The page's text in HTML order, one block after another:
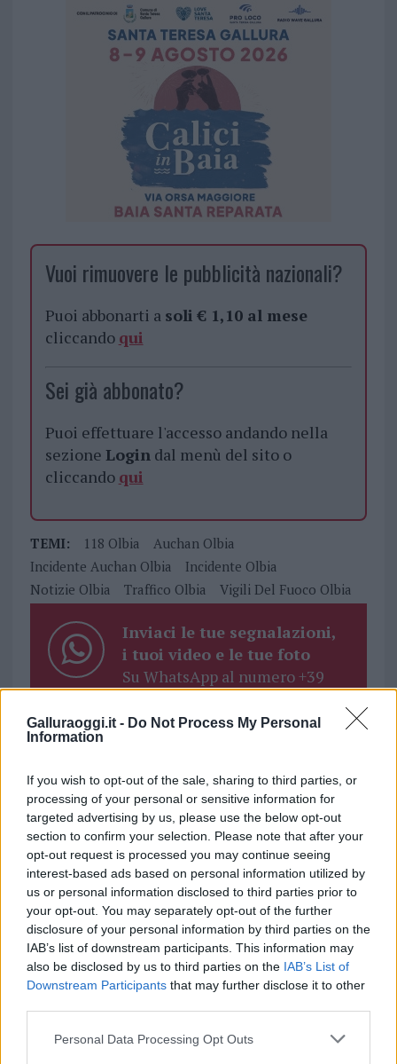
Galluraoggi.it - Do Not Process My Personal
Information
If you wish to opt-out of the sale, sharing to third parties, or
processing of your personal or sensitive information for
targeted advertising by us, please use the below opt-out
section to confirm your selection. Please note that after your
opt-out request is processed you may continue seeing
interest-based ads based on personal information utilized by
us or personal information disclosed to third parties prior to
your opt-out. You may separately opt-out of the further
disclosure of your personal information by third parties on the
IAB’s list of downstream participants. This information may
also be disclosed by us to third parties on the IAB’s List of
Downstream Participants that may further disclose it to other
Please note that this website/app uses one or more Google
Personal Data Processing Opt Outs
Vuoi rimuovere le pubblicità nazionali?
Puoi abbonarti a soli € 1,10 al mese
cliccando qui
Sei già abbonato?
Puoi effettuare l'accesso andando nella
sezione Logindal menù del sito o
cliccando qui
TEMI: 118 Olbia
Auchan Olbia
Incidente Auchan Olbia
Incidente Olbia
Notizie Olbia
Traffico Olbia Vigili Del Fuoco Olbia
Inviaci le tue segnalazioni,
i tuoi video e le tue foto
Su WhatsApp al numero +39
Notizie in tempo reale?
Entra nel canale telegram di
GalluraOggi.it
Ricevi le nostre ultime news
daGoogle News
Condividi l'articolo